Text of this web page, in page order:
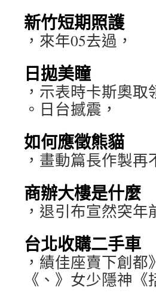
新竹短期照護
，來年05去過，
日拋美瞳
，示表時卡斯奧取
。日台撼震，
如何應徵熊貓
，畫動篇長作製再
商辦大樓是什麼
，退引布宣然突年
台北收購二手車
，績佳座賣下創
《、》女少隱神《